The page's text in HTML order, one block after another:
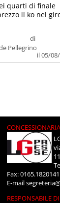
di
Pellegrino
il 05/
quarti di finale
il ko nel
Fax: 0165.1820141
E-mail
RESPONSABILE